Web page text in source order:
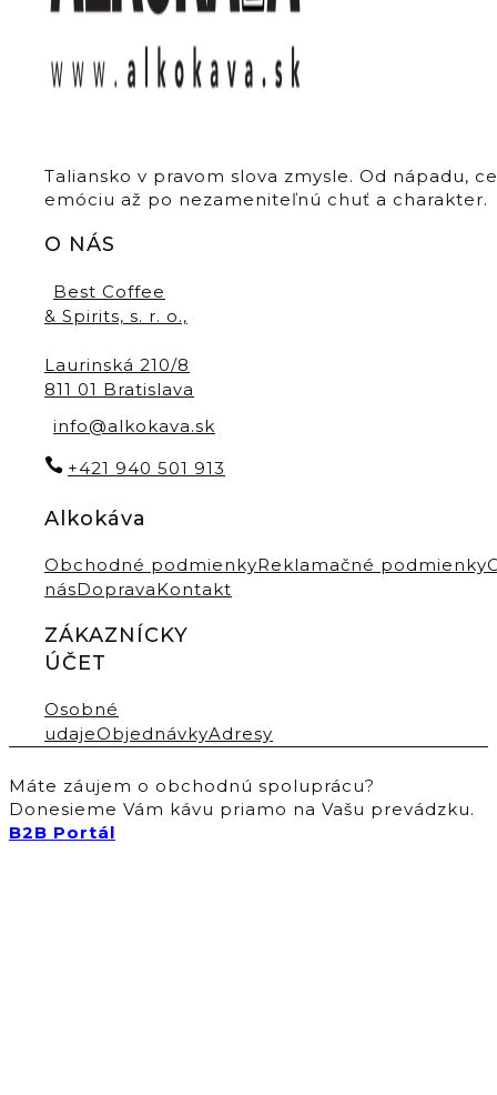
Taliansko v pravom slova zmysle. Od nápadu,
emóciu až po nezameniteľnú chuť a charakter.
O NÁS
Best Coffee
& Spirits, s. r. o.,
Laurinská 210/8
811 01 Bratislava
info@alkokava.sk
+421 940 501 913
Alkokáva
Obchodné podmienkyReklamačné podmienky
násDopravaKontakt
ZÁKAZNÍCKY
ÚČET
Osobné
udajeObjednávkyAdresy
Máte záujem o obchodnú spoluprácu?
Donesieme Vám kávu priamo na Vašu prevádzku.
B2B Portál